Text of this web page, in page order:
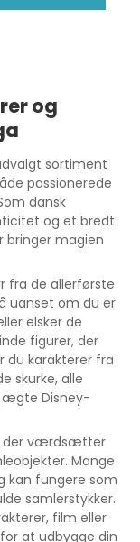
og
sortiment
passionerede
dansk
og et bredt
bringer magien
fra de allerførste
uanset om du er
elsker de
figurer, der
du karakterer fra
skurke, alle
ægte Disney-
der værdsætter
Mange
kan fungere som
samlerstykker.
film eller
at udbygge din